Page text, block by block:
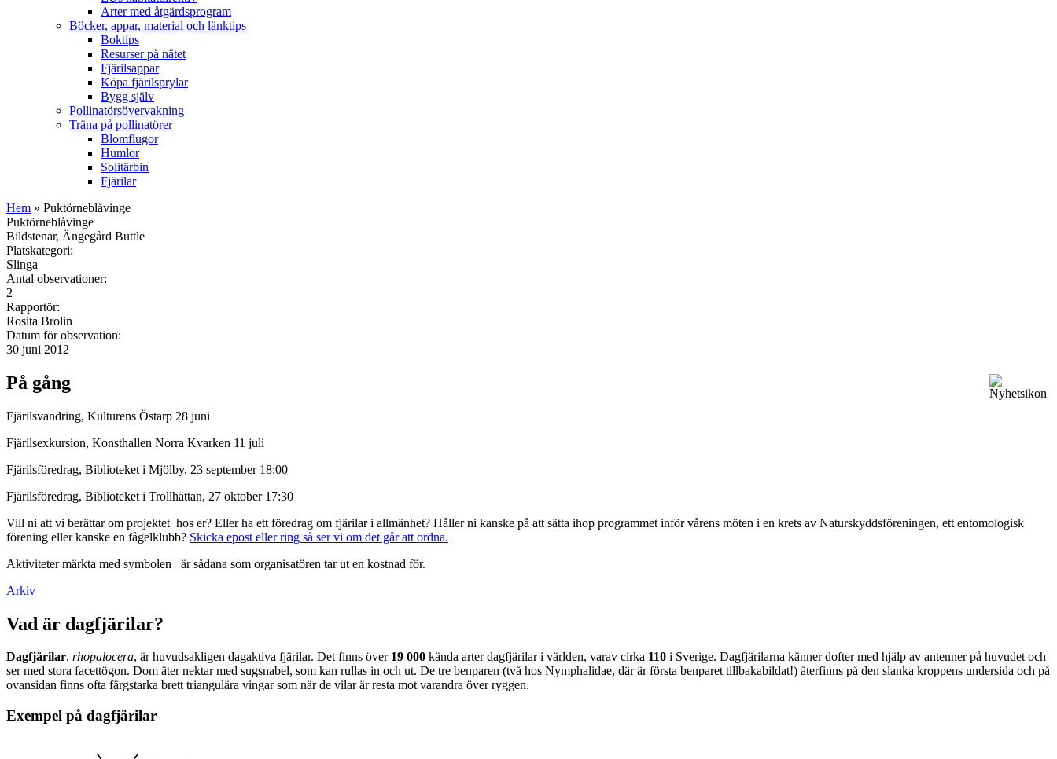
Arter med åtgärdsprogram
Böcker, appar, material och länktips
Boktips
Resurser på nätet
Fjärilsappar
Köpa fjärilsprylar
Bygg själv
Pollinatörsövervakning
Träna på pollinatörer
Blomflugor
Humlor
Solitärbin
Fjärilar
Hem » Puktörneblåvinge
Puktörneblåvinge
Bildstenar, Ängegård Buttle
Platskategori:
Slinga
Antal observationer:
2
Rapportör:
Rosita Brolin
Datum för observation:
30 juni 2012
På gång
Fjärilsvandring, Kulturens Östarp 28 juni
Fjärilsexkursion, Konsthallen Norra Kvarken 11 juli
Fjärilsföredrag, Biblioteket i Mjölby, 23 september 18:00
Fjärilsföredrag, Biblioteket i Trollhättan, 27 oktober 17:30
Vill ni att vi berättar om projektet hos er? Eller ha ett föredrag om fjärilar i allmänhet? Håller ni kanske på att sätta ihop programmet inför vårens möten i en krets av Naturskyddsföreningen, ett entomologisk
förening eller kanske en fågelklubb? Skicka epost eller ring så ser vi om det går att ordna.
Aktiviteter märkta med symbolen
är sådana som organisatören tar ut en kostnad för.
Arkiv
Vad är dagfjärilar?
Dagfjärilar, rhopalocera, är huvudsakligen dagaktiva fjärilar. Det finns över 19 000 kända arter dagfjärilar i världen, varav cirka 110 i Sverige. Dagfjärilarna känner dofter med hjälp av antenner på huvudet och
ser med stora facettögon. Dom äter nektar med sugsnabel, som kan rullas in och ut. De tre benparen (två hos Nymphalidae, där är första benparet tillbakabildat!) återfinns på den slanka kroppens undersida och på
ovansidan finns ofta färgstarka brett triangulära vingar som när de vilar är resta mot varandra över ryggen.
Exempel på dagfjärilar